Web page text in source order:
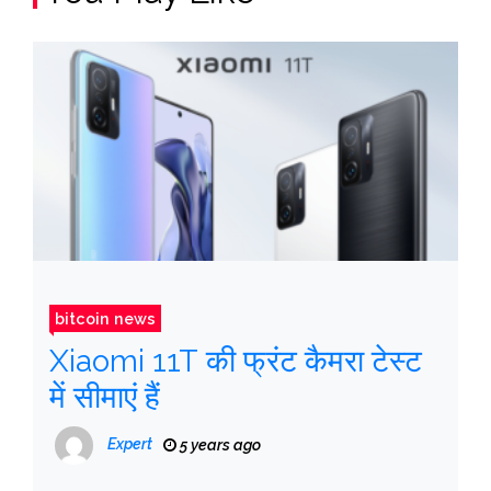
bitcoin news
Xiaomi 11T की फ्रंट कैमरा टेस्ट
में सीमाएं हैं
Expert 5 years ago